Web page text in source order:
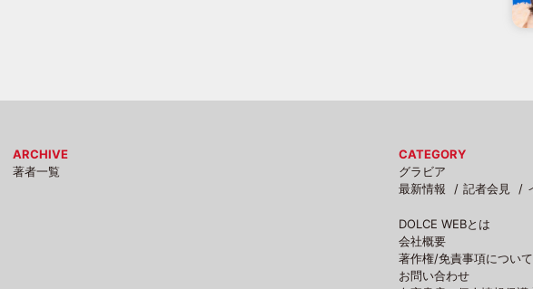
ARCHIVE
著者一覧
CATEGORY
グラビア
最新情報
記者会見
DOLCE WEBとは
会社概要
著作権/免責事項について
お問い合わせ